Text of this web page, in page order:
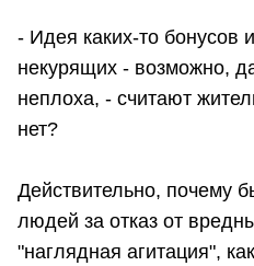
- Идея каких-то бонусов
некурящих - возможно,
неплоха, - считают
нет?
Действительно, почему
людей за отказ от
"наглядная агитация",